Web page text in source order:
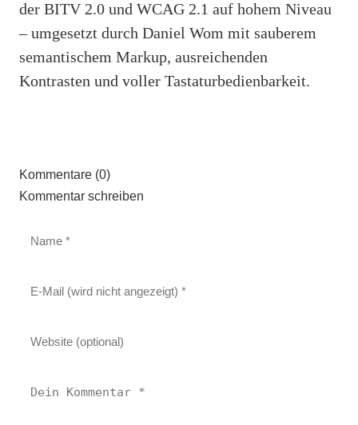
der BITV 2.0 und WCAG 2.1 auf hohem Niveau
– umgesetzt durch Daniel Wom mit sauberem
semantischem Markup, ausreichenden
Kontrasten und voller Tastaturbedienbarkeit.
Kommentare (0)
Kommentar schreiben